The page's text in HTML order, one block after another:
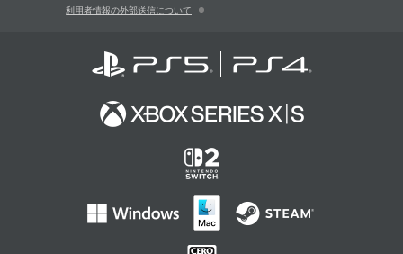
利用者情報の外部送信について